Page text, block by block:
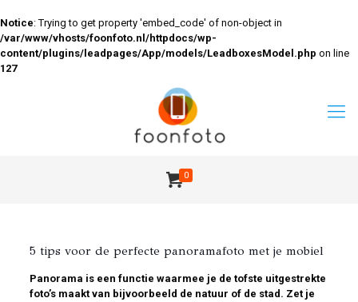
Notice: Trying to get property 'embed_code' of non-object in
/var/www/vhosts/foonfoto.nl/httpdocs/wp-
content/plugins/leadpages/App/models/LeadboxesModel.php on line
127
0
5 tips voor de perfecte panoramafoto met je mobiel
Panorama is een functie waarmee je de tofste uitgestrekte
foto’s maakt van bijvoorbeeld de natuur of de stad. Zet je